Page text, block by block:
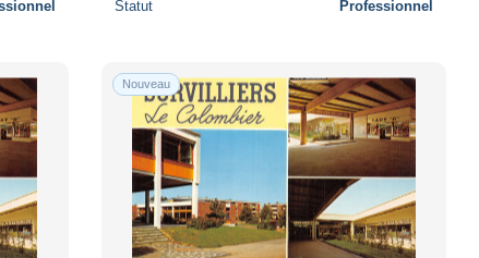
Statut Professionnel
Nouveau